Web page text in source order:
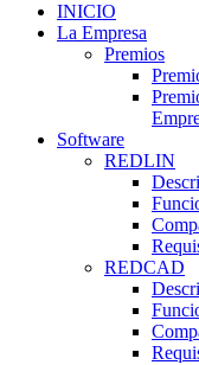
INICIO
La Empresa
Premios
Software
REDLIN
REDCAD